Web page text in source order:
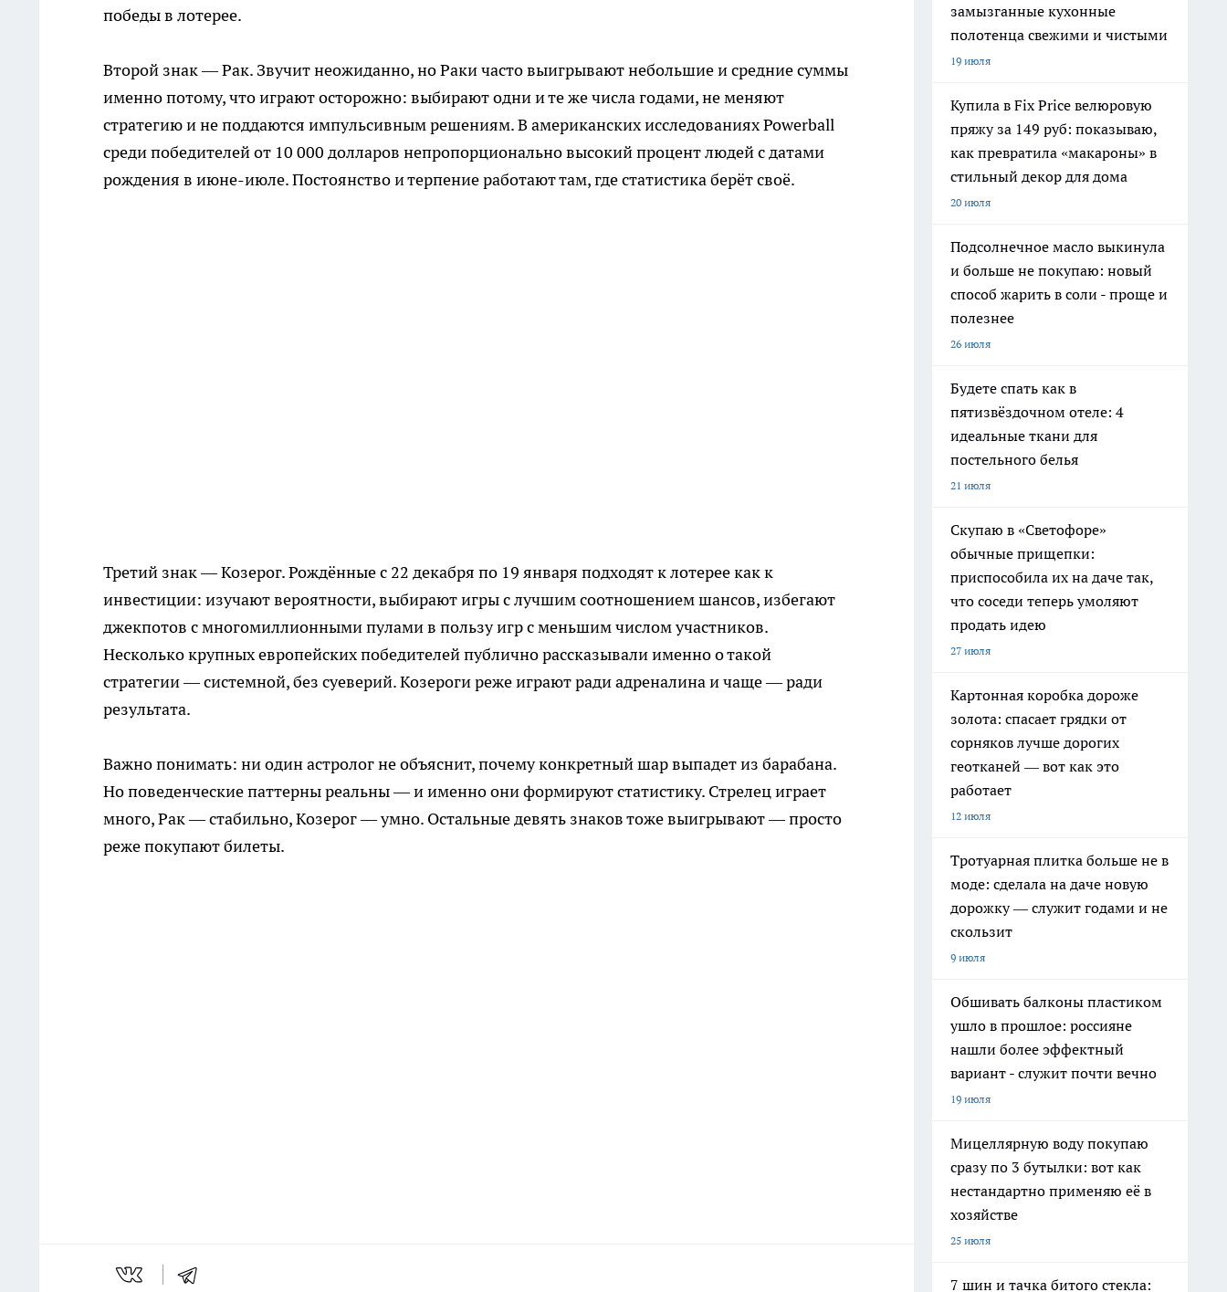
победы в лотерее.
Второй знак — Рак. Звучит неожиданно, но Раки часто выигрывают небольшие и средние суммы
именно потому, что играют осторожно: выбирают одни и те же числа годами, не меняют
стратегию и не поддаются импульсивным решениям. В американских исследованиях Powerball
среди победителей от 10 000 долларов непропорционально высокий процент людей с датами
рождения в июне-июле. Постоянство и терпение работают там, где статистика берёт своё.
Третий знак — Козерог. Рождённые с 22 декабря по 19 января подходят к лотерее как к
инвестиции: изучают вероятности, выбирают игры с лучшим соотношением шансов, избегают
джекпотов с многомиллионными пулами в пользу игр с меньшим числом участников.
Несколько крупных европейских победителей публично рассказывали именно о такой
стратегии — системной, без суеверий. Козероги реже играют ради адреналина и чаще — ради
результата.
Важно понимать: ни один астролог не объяснит, почему конкретный шар выпадет из барабана.
Но поведенческие паттерны реальны — и именно они формируют статистику. Стрелец играет
много, Рак — стабильно, Козерог — умно. Остальные девять знаков тоже выигрывают — просто
реже покупают билеты.
замызганные кухонные
полотенца свежими и чистыми
19 июля
Купила в Fix Price велюровую
пряжу за 149 руб: показываю,
как превратила «макароны» в
стильный декор для дома
20 июля
Подсолнечное масло выкинула
и больше не покупаю: новый
способ жарить в соли - проще и
полезнее
26 июля
Будете спать как в
пятизвёздочном отеле: 4
идеальные ткани для
постельного белья
21 июля
Скупаю в «Светофоре»
обычные прищепки:
приспособила их на даче так,
что соседи теперь умоляют
продать идею
27 июля
Картонная коробка дороже
золота: спасает грядки от
сорняков лучше дорогих
геотканей — вот как это
работает
12 июля
Тротуарная плитка больше не в
моде: сделала на даче новую
дорожку — служит годами и не
скользит
9 июля
Обшивать балконы пластиком
ушло в прошлое: россияне
нашли более эффектный
вариант - служит почти вечно
19 июля
Мицеллярную воду покупаю
сразу по 3 бутылки: вот как
нестандартно применяю её в
хозяйстве
25 июля
7 шин и тачка битого стекла: